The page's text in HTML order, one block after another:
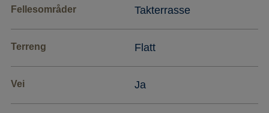
Fellesområder Takterrasse
Terreng Flatt
Vei Ja